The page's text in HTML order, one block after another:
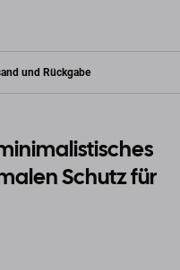
und Rückgabe
Schutz für